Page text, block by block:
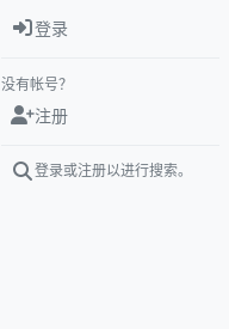
登录
没有帐号？
注册
登录或注册以进行搜索。